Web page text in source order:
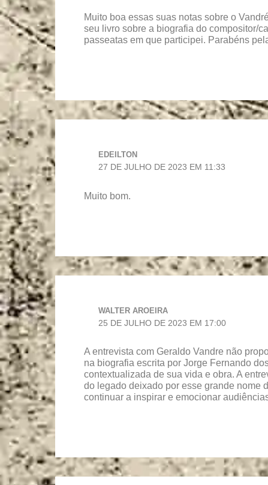
Muito boa essas suas notas sobre o
seu livro sobre a biografia do compositor/
passeatas em que participei. Parabéns
EDEILTON
27 DE JULHO DE 2023 EM 11:33
Muito bom.
WALTER AROEIRA
25 DE JULHO DE 2023 EM 17:00
A entrevista com Geraldo Vandre não
na biografia escrita por Jorge Fernando
contextualizada de sua vida e obra. A
do legado deixado por esse grande nome
continuar a inspirar e emocionar